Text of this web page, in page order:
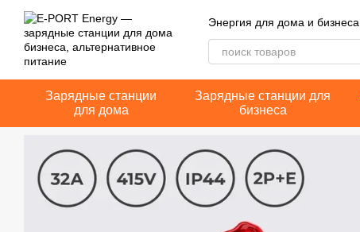
Перейти к основному контенту
Энергия для дома и бизнеса
Зарядные станции
для дома
Зарядные станции для
бизнеса